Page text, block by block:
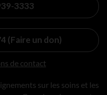
3333
(Faire un don)
de contact
sur les soins et les